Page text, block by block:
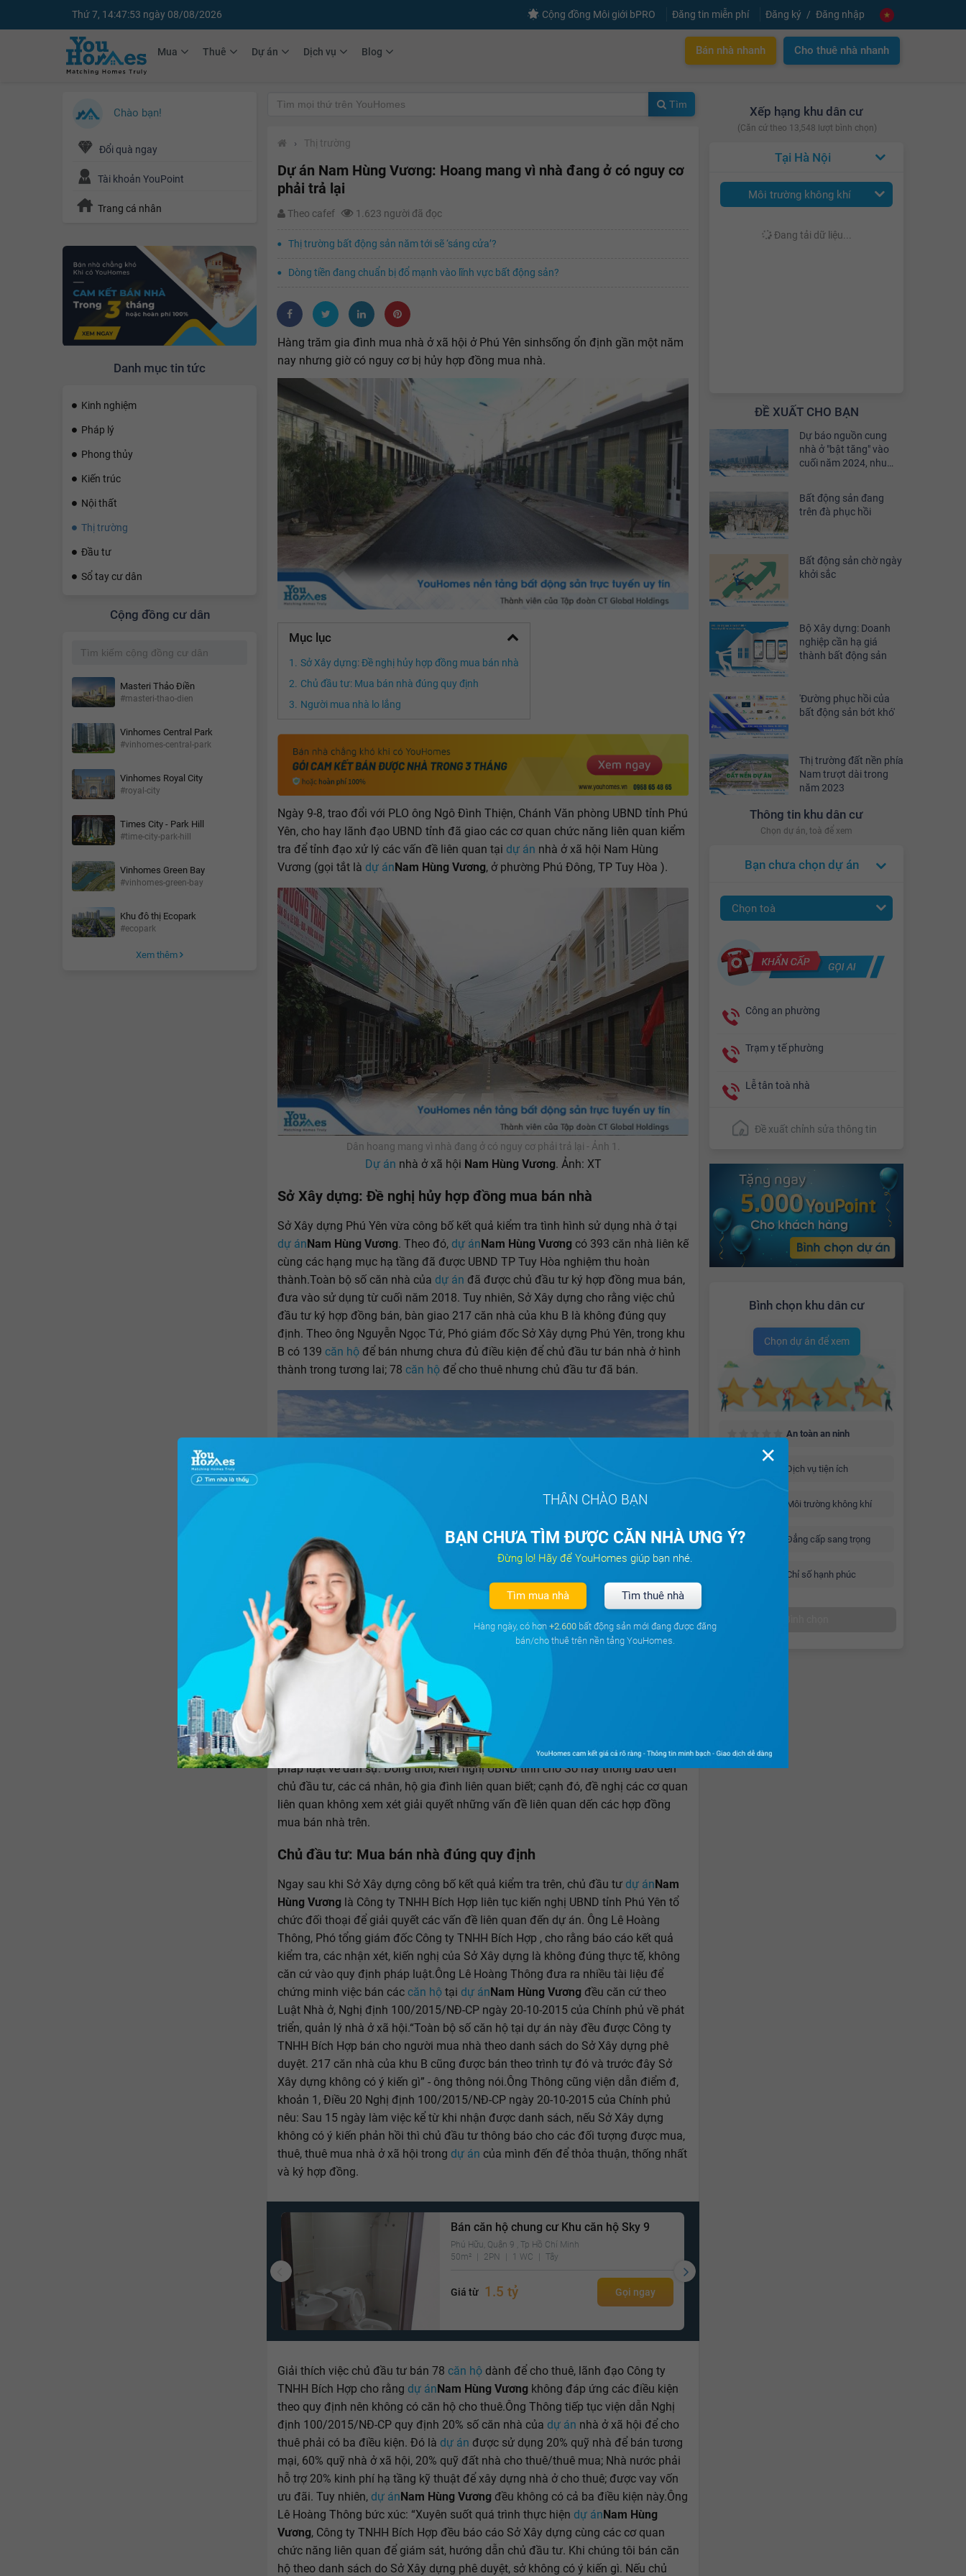
Thứ 7, 14:47:54 ngày 08/08/2026 Cộng đồng Môi giới bPRO Đăng tin miễn phí Đăng ký Đăng nhập
Mua Thuê Dự án Dịch vụ Blog Bán nhà nhanh Cho thuê nhà nhanh
Chào bạn!
Đổi quà ngay
Tài khoản YouPoint
Trang cá nhân
Danh mục tin tức
Kinh nghiệm
Pháp lý
Phong thủy
Kiến trúc
Nội thất
Thị trường
Đầu tư
Sổ tay cư dân
Cộng đồng cư dân
Masteri Thảo Điền
#masteri-thao-dien
Vinhomes Central Park
#vinhomes-central-park
Vinhomes Royal City
#royal-city
Times City - Park Hill
#time-city-park-hill
Vinhomes Green Bay
#vinhomes-green-bay
Khu đô thị Ecopark
#ecopark
Xem thêm
Xếp hạng khu dân cư
(Căn cứ theo 13,548 lượt bình chọn)
Hà Nội
Môi trường không khí
Đang tải dữ liệu...
ĐỀ XUẤT CHO BẠN
Dự báo nguồn cung
nhà ở "bật tăng" vào
cuối năm 2024, nhu
khoảng 30%
Bất động sản đang
trên đà phục hồi
Bất động sản chờ ngày
khởi sắc
Bộ Xây dựng: Doanh
nghiệp cần hạ giá
thành bất động sản
'Đường phục hồi của
bất động sản bớt khó'
Thị trường đất nền phía
Nam trượt dài trong
năm 2023
Thông tin khu dân cư
Chọn dự án, toà để xem
Bạn chưa chọn dự án
Chọn toà
Công an phường
Trạm y tế phường
Lễ tân toà nhà
Đề xuất chỉnh sửa thông tin
Bình chọn khu dân cư
Chọn dự án để xem
An toàn an ninh
Dịch vụ tiện ích
Môi trường không khí
Đẳng cấp sang trọng
Chỉ số hạnh phúc
Tìm
› Thị trường
Dự án Nam Hùng Vương: Hoang mang vì nhà đang ở có nguy cơ
phải trả lại
Theo cafef 1.623 người đã đọc
Thị trường bất động sản năm tới sẽ ‘sáng cửa’?
Dòng tiền đang chuẩn bị đổ mạnh vào lĩnh vực bất động sản?
Hàng trăm gia đình mua nhà ở xã hội ở Phú Yên sinhsống ổn định gần một năm
nay nhưng giờ có nguy cơ bị hủy hợp đồng mua nhà.
Mục lục
Sở Xây dựng: Đề nghị hủy hợp đồng mua bán nhà
Chủ đầu tư: Mua bán nhà đúng quy định
Người mua nhà lo lắng
Ngày 9-8, trao đổi với PLO ông Ngô Đình Thiện, Chánh Văn phòng UBND tỉnh Phú
Yên, cho hay lãnh đạo UBND tỉnh đã giao các cơ quan chức năng liên quan kiểm
tra để tỉnh đạo xử lý các vấn đề liên quan tại dự án nhà ở xã hội Nam Hùng
Vương (gọi tắt là dự án Nam Hùng Vương, ở phường Phú Đông, TP Tuy Hòa ).
Dân hoang mang vì nhà đang ở có nguy cơ phải trả lại - Ảnh 1.
Dự án nhà ở xã hội Nam Hùng Vương. Ảnh: XT
Sở Xây dựng: Đề nghị hủy hợp đồng mua bán nhà
Sở Xây dựng Phú Yên vừa công bố kết quả kiểm tra tình hình sử dụng nhà ở tại
dự án Nam Hùng Vương. Theo đó, dự án Nam Hùng Vương có 393 căn nhà liên kế
cùng các hạng mục hạ tầng đã được UBND TP Tuy Hòa nghiệm thu hoàn
thành.Toàn bộ số căn nhà của dự án đã được chủ đầu tư ký hợp đồng mua bán,
đưa vào sử dụng từ cuối năm 2018. Tuy nhiên, Sở Xây dựng cho rằng việc chủ
đầu tư ký hợp đồng bán, bàn giao 217 căn nhà của khu B là không đúng quy
định. Theo ông Nguyễn Ngọc Tứ, Phó giám đốc Sở Xây dựng Phú Yên, trong khu
B có 139 căn hộ để bán nhưng chưa đủ điều kiện để chủ đầu tư bán nhà ở hình
thành trong tương lai; 78 căn hộ để cho thuê nhưng chủ đầu tư đã bán.
Dân hoang mang vì nhà đang ở có nguy cơ phải trả lại - Ảnh 2.
Các căn nhà tại dự án Nam Hùng Vương
Ảnh: TL
Sở Xây dựng Phú Yên cho rằng các hợp đồng mua bán giữa chủ đầu tư và
những người mua nhà không có giá trị pháp lý. Sở Xây dựng yêu cầu chủ đầu tư
hủy toàn bộ các hợp đồng mua bán nhà này, xử lý tiền mua nhà theo quy định
pháp luật về dân sự. Đồng thời, kiến nghị UBND tỉnh cho Sở này thông báo đến
chủ đầu tư, các cá nhân, hộ gia đình liên quan biết; cạnh đó, đề nghị các cơ quan
liên quan không xem xét giải quyết những vấn đề liên quan dến các hợp đồng
mua bán nhà trên.
Chủ đầu tư: Mua bán nhà đúng quy định
Ngay sau khi Sở Xây dựng công bố kết quả kiểm tra trên, chủ đầu tư dự án Nam
Hùng Vương là Công ty TNHH Bích Hợp liên tục kiến nghị UBND tỉnh Phú Yên tổ
chức đối thoại để giải quyết các vấn đề liên quan đến dự án. Ông Lê Hoàng
Thông, Phó tổng giám đốc Công ty TNHH Bích Hợp , cho rằng báo cáo kết quả
kiểm tra, các nhận xét, kiến nghị của Sở Xây dựng là không đúng thực tế, không
căn cứ vào quy định pháp luật.Ông Lê Hoàng Thông đưa ra nhiều tài liệu để
chứng minh việc bán các căn hộ tại dự án Nam Hùng Vương đều căn cứ theo
Luật Nhà ở, Nghị định 100/2015/NĐ-CP ngày 20-10-2015 của Chính phủ về phát
triển, quản lý nhà ở xã hội.“Toàn bộ số căn hộ tại dự án này đều được Công ty
TNHH Bích Hợp bán cho người mua nhà theo danh sách do Sở Xây dựng phê
duyệt. 217 căn nhà của khu B cũng được bán theo trình tự đó và trước đây Sở
Xây dựng không có ý kiến gì” - ông thông nói.Ông Thông cũng viện dẫn điểm đ,
khoản 1, Điều 20 Nghị định 100/2015/NĐ-CP ngày 20-10-2015 của Chính phủ
nêu: Sau 15 ngày làm việc kể từ khi nhận được danh sách, nếu Sở Xây dựng
không có ý kiến phản hồi thì chủ đầu tư thông báo cho các đối tượng được mua,
thuê, thuê mua nhà ở xã hội trong dự án của mình đến để thỏa thuận, thống nhất
và ký hợp đồng.
Bán căn hộ chung cư Khu căn hộ Sky 9
Phú Hữu, Quận 9 , Tp Hồ Chí Minh
50m²
2PN 1 WC Tây
Giá từ 1.5 tỷ Gọi ngay
Giải thích việc chủ đầu tư bán 78 căn hộ dành để cho thuê, lãnh đạo Công ty
TNHH Bích Hợp cho rằng dự án Nam Hùng Vương không đáp ứng các điều kiện
theo quy định nên không có căn hộ cho thuê.Ông Thông tiếp tục viện dẫn Nghị
định 100/2015/NĐ-CP quy định 20% số căn nhà của dự án nhà ở xã hội để cho
thuê phải có ba điều kiện. Đó là dự án được sử dụng 20% quỹ nhà để bán tương
mại, 60% quỹ nhà ở xã hội, 20% quỹ đất nhà cho thuê/thuê mua; Nhà nước phải
hỗ trợ 20% kinh phí hạ tầng kỹ thuật để xây dựng nhà ở cho thuê; được vay vốn
ưu đãi. Tuy nhiên, dự án Nam Hùng Vương đều không có cả ba điều kiện này.Ông
Lê Hoàng Thông bức xúc: “Xuyên suốt quá trình thực hiện dự án Nam Hùng
Vương, Công ty TNHH Bích Hợp đều báo cáo Sở Xây dựng cùng các cơ quan
chức năng liên quan để giám sát, hướng dẫn chủ đầu tư. Khi chúng tôi bán căn
hộ theo danh sách do Sở Xây dựng phê duyệt, sở không có ý kiến gì. Nếu chủ
✕
THÂN CHÀO BẠN
BẠN CHƯA TÌM ĐƯỢC CĂN NHÀ ƯNG Ý?
Đừng lo! Hãy để YouHomes giúp bạn nhé.
Tìm mua nhà Tìm thuê nhà
Hàng ngày, có hơn +2.600 bất động sản mới đang được đăng
bán/cho thuê trên nền tảng YouHomes.